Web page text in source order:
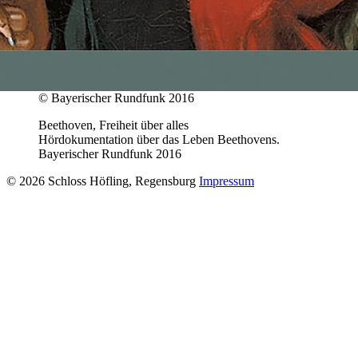
© Bayerischer Rundfunk 2016
Beethoven, Freiheit über alles
Hördokumentation über das Leben Beethovens.
Bayerischer Rundfunk 2016
© 2026 Schloss Höfling, Regensburg Impressum